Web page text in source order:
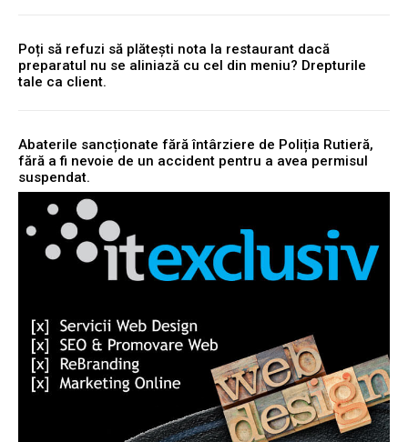
Poți să refuzi să plătești nota la restaurant dacă
preparatul nu se aliniază cu cel din meniu? Drepturile
tale ca client.
Abaterile sancționate fără întârziere de Poliția Rutieră,
fără a fi nevoie de un accident pentru a avea permisul
suspendat.